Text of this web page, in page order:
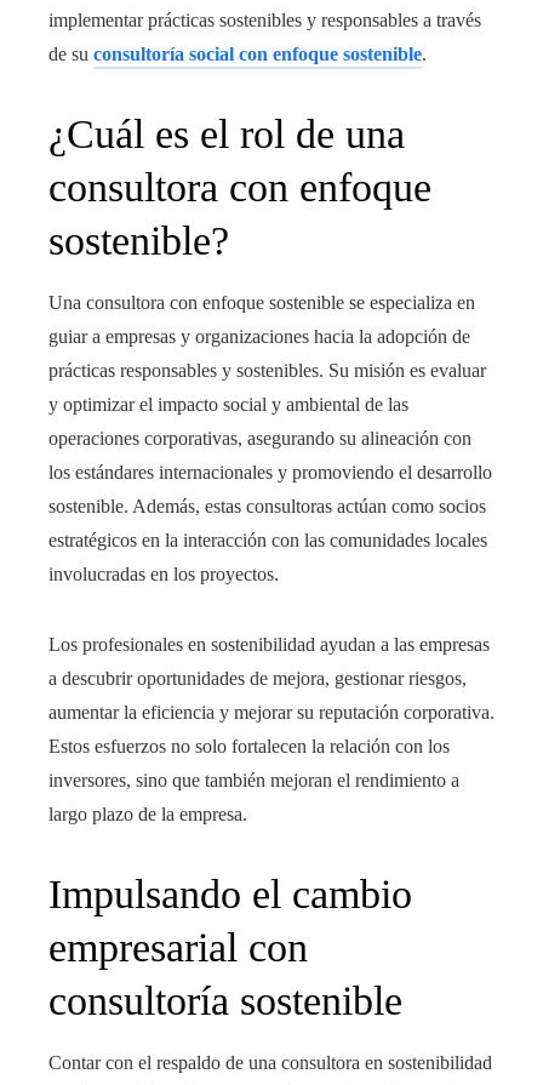
implementar prácticas sostenibles y responsables a través
de su consultoría social con enfoque sostenible.
¿Cuál es el rol de una
consultora con enfoque
sostenible?
Una consultora con enfoque sostenible se especializa en
guiar a empresas y organizaciones hacia la adopción de
prácticas responsables y sostenibles. Su misión es evaluar
y optimizar el impacto social y ambiental de las
operaciones corporativas, asegurando su alineación con
los estándares internacionales y promoviendo el desarrollo
sostenible. Además, estas consultoras actúan como socios
estratégicos en la interacción con las comunidades locales
involucradas en los proyectos.
Los profesionales en sostenibilidad ayudan a las empresas
a descubrir oportunidades de mejora, gestionar riesgos,
aumentar la eficiencia y mejorar su reputación corporativa.
Estos esfuerzos no solo fortalecen la relación con los
inversores, sino que también mejoran el rendimiento a
largo plazo de la empresa.
Impulsando el cambio
empresarial con
consultoría sostenible
Contar con el respaldo de una consultora en sostenibilidad